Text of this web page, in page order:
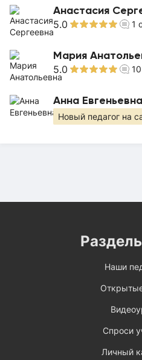
Анастасия
5.0 1
Мария
5.0 10
Анна Евгеньевна
Новый педагог на
Наши
Спроси
Личный